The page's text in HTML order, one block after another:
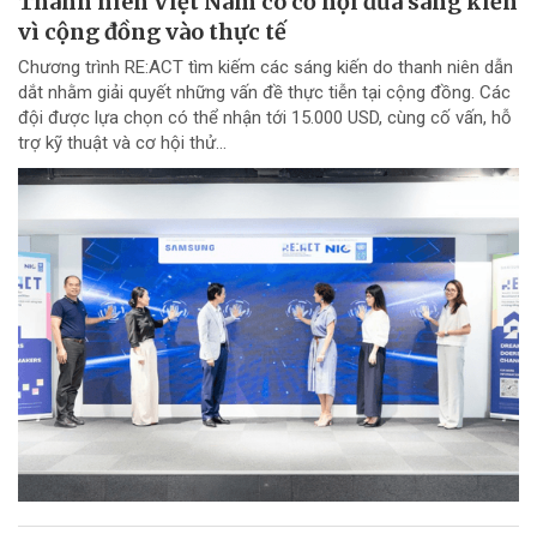
vì cộng đồng vào thực tế
Chương trình RE:ACT tìm kiếm các sáng kiến do thanh niên dẫn
dắt nhằm giải quyết những vấn đề thực tiễn tại cộng đồng. Các
đội được lựa chọn có thể nhận tới 15.000 USD, cùng cố vấn, hỗ
trợ kỹ thuật và cơ hội thử...